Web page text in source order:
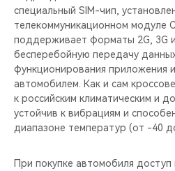
специальный SIM-чип,
телекоммуникационном модуле
поддерживает форматы 2G, 3G
бесперебойную передачу
функционирования приложения
автомобилем. Как и сам
к российским климатическим и
устойчив к вибрациям и
диапазоне температур (от -40
При покупке автомобиля